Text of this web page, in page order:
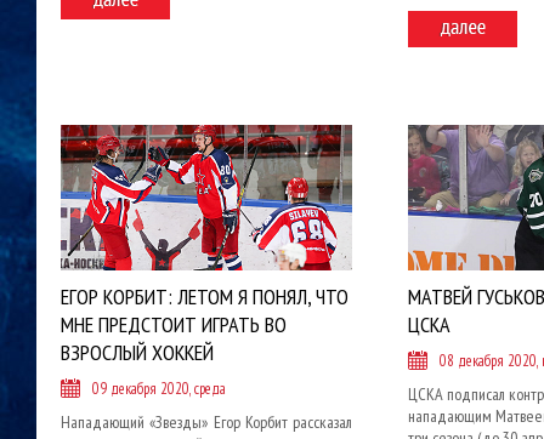
ЕГОР КОРБИТ: ЛЕТОМ Я ПОНЯЛ, ЧТО
МНЕ ПРЕДСТОИТ ИГРАТЬ ВО
ВЗРОСЛЫЙ ХОККЕЙ
09 декабря 2020, среда
Нападающий «Звезды» Егор Корбит рассказал
МАТВЕЙ
ЦСКА
08 декабря 2020,
ЦСКА подписал
нападающим